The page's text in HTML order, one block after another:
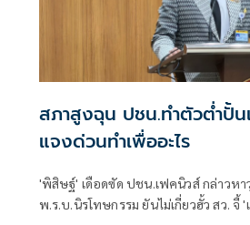
สภาสูงฉุน ปชน.ทำตัวต่ำปั้
แจงด่วนทำเพื่ออะไร
'พิสิษฐ์' เดือดซัด ปชน.เฟคนิวส์ กล่าวหา
พ.ร.บ.นิรโทษกรรม ยันไม่เกี่ยวฮั้ว สว. จี้ 'เท้ง' แจงให้ชัดโพสต์